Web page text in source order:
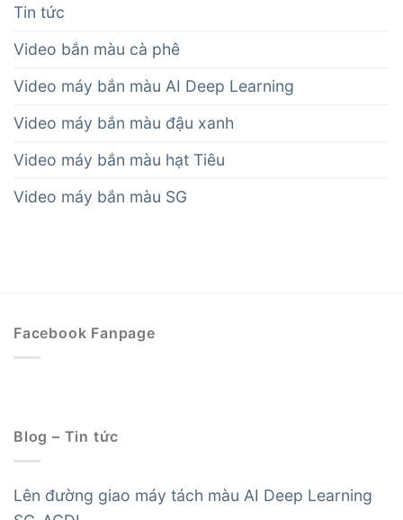
Tin tức
Video bắn màu cà phê
Video máy bắn màu AI Deep Learning
Video máy bắn màu đậu xanh
Video máy bắn màu hạt Tiêu
Video máy bắn màu SG
Facebook Fanpage
Blog – Tin tức
Lên đường giao máy tách màu AI Deep Learning